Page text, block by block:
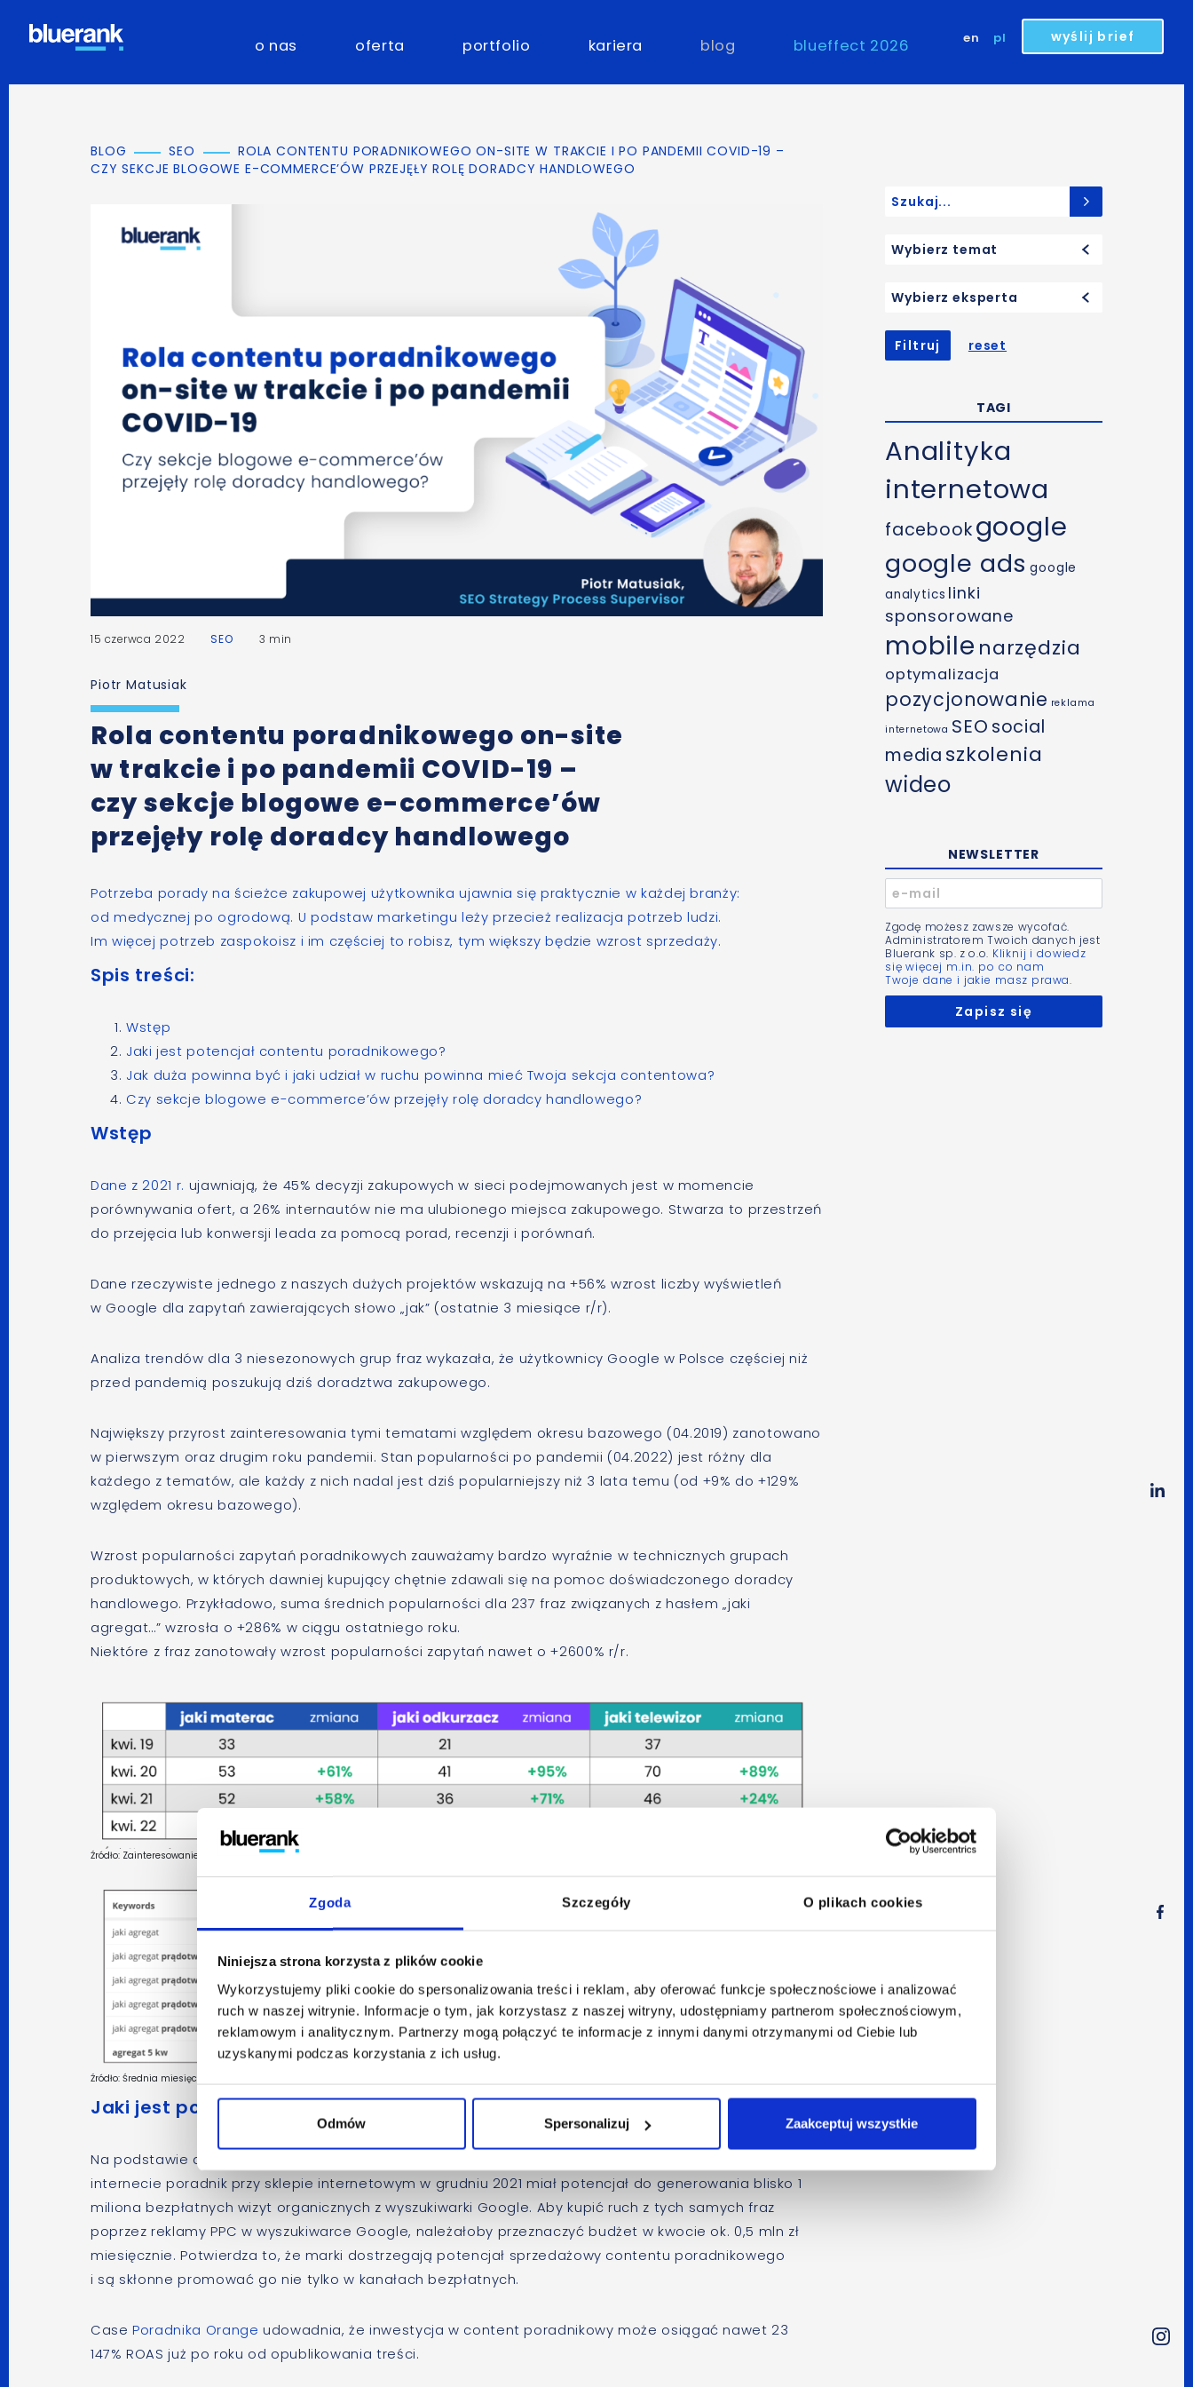
Zgoda Szczegóły O plikach cookies
Niniejsza strona korzysta z plików cookie
Wykorzystujemy pliki cookie do spersonalizowania treści i reklam, aby oferować funkcje społecznościowe i analizować
ruch w naszej witrynie. Informacje o tym, jak korzystasz z naszej witryny, udostępniamy partnerom społecznościowym,
reklamowym i analitycznym. Partnerzy mogą połączyć te informacje z innymi danymi otrzymanymi od Ciebie lub
uzyskanymi podczas korzystania z ich usług.
Odmów Spersonalizuj Zaakceptuj wszystkie
en pl wyślij brief
o nas oferta portfolio kariera blog blueffect 2026
BLOG SEO
ROLA CONTENTU PORADNIKOWEGO ON-SITE W TRAKCIE I PO PANDEMII COVID-19 –
CZY SEKCJE BLOGOWE E-COMMERCE’ÓW PRZEJĘŁY ROLĘ DORADCY HANDLOWEGO
15 czerwca 2022 SEO 3 min
Piotr Matusiak
Rola contentu poradnikowego on-site
w trakcie i po pandemii COVID-19 –
czy sekcje blogowe e-commerce’ów
przejęły rolę doradcy handlowego
Potrzeba porady na ścieżce zakupowej użytkownika ujawnia się praktycznie w każdej branży:
od medycznej po ogrodową. U podstaw marketingu leży przecież realizacja potrzeb ludzi.
Im więcej potrzeb zaspokoisz i im częściej to robisz, tym większy będzie wzrost sprzedaży.
Spis treści:
Wstęp
Jaki jest potencjał contentu poradnikowego?
Jak duża powinna być i jaki udział w ruchu powinna mieć Twoja sekcja contentowa?
Czy sekcje blogowe e-commerce’ów przejęły rolę doradcy handlowego?
Wstęp
Dane z 2021 r. ujawniają, że 45% decyzji zakupowych w sieci podejmowanych jest w momencie
porównywania ofert, a 26% internautów nie ma ulubionego miejsca zakupowego. Stwarza to przestrzeń
do przejęcia lub konwersji leada za pomocą porad, recenzji i porównań.
Dane rzeczywiste jednego z naszych dużych projektów wskazują na +56% wzrost liczby wyświetleń
w Google dla zapytań zawierających słowo „jak” (ostatnie 3 miesiące r/r).
Analiza trendów dla 3 niesezonowych grup fraz wykazała, że użytkownicy Google w Polsce częściej niż
przed pandemią poszukują dziś doradztwa zakupowego.
Największy przyrost zainteresowania tymi tematami względem okresu bazowego (04.2019) zanotowano
w pierwszym oraz drugim roku pandemii. Stan popularności po pandemii (04.2022) jest różny dla
każdego z tematów, ale każdy z nich nadal jest dziś popularniejszy niż 3 lata temu (od +9% do +129%
względem okresu bazowego).
Wzrost popularności zapytań poradnikowych zauważamy bardzo wyraźnie w technicznych grupach
produktowych, w których dawniej kupujący chętnie zdawali się na pomoc doświadczonego doradcy
handlowego. Przykładowo, suma średnich popularności dla 237 fraz związanych z hasłem „jaki
agregat…” wzrosła o +286% w ciągu ostatniego roku.
Niektóre z fraz zanotowały wzrost popularności zapytań nawet o +2600% r/r.
Źródło: Zainteresowanie w ujęciu czasowym w Polsce w okresie 04.2019 do 05.2022, Google Trends
Źródło: Średnia miesięczna popularność zapytań w wyszukiwarce Google i zmiana trendu r/r, Keyword Tool
Jaki jest potencjał contentu poradnikowego?
Na podstawie danych z narzędzia Ahrefs można oszacować, że prawdopodobnie największy w polskim
internecie poradnik przy sklepie internetowym w grudniu 2021 miał potencjał do generowania blisko 1
miliona bezpłatnych wizyt organicznych z wyszukiwarki Google. Aby kupić ruch z tych samych fraz
poprzez reklamy PPC w wyszukiwarce Google, należałoby przeznaczyć budżet w kwocie ok. 0,5 mln zł
miesięcznie. Potwierdza to, że marki dostrzegają potencjał sprzedażowy contentu poradnikowego
i są skłonne promować go nie tylko w kanałach bezpłatnych.
CasePoradnika Orange udowadnia, że inwestycja w content poradnikowy może osiągać nawet 23
147% ROAS już po roku od opublikowania treści.
Wybierz temat
Wybierz eksperta
Filtruj reset
TAGI
Analityka
internetowa
facebookgoogle
google ads google
analytics linki
sponsorowane
mobile narzędzia
optymalizacja
pozycjonowanie reklama
internetowa SEO social
media szkolenia
wideo
NEWSLETTER
Zgodę możesz zawsze wycofać.
Administratorem Twoich danych jest
Bluerank sp. z o.o. Kliknij i dowiedz
się więcej m.in. po co nam
Twoje dane i jakie masz prawa.